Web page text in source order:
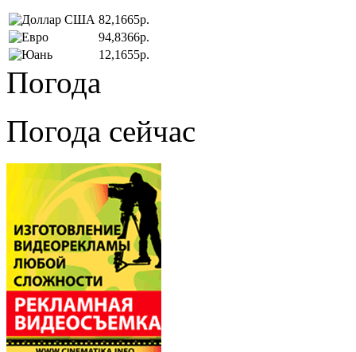
82,1665р.
94,8366р.
12,1655р.
Погода
Погода сейчас